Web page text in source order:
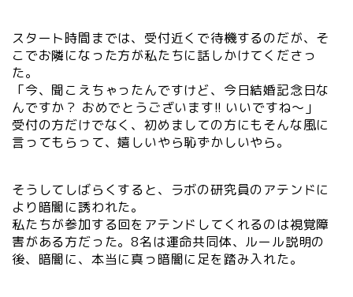
スタート時間までは、受付近くで待機するのだが、そ
こでお隣になった方が私たちに話しかけてくださっ
た。
「今、聞こえちゃったんですけど、今日結婚記念日な
んですか？ おめでとうございます!! いいですね～」
受付の方だけでなく、初めましての方にもそんな風に
言ってもらって、嬉しいやら恥ずかしいやら。
そうしてしばらくすると、ラボの研究員のアテンドに
より暗闇に誘われた。
私たちが参加する回をアテンドしてくれるのは視覚障
害がある方だった。8名は運命共同体、ルール説明の
後、暗闇に、本当に真っ暗闇に足を踏み入れた。